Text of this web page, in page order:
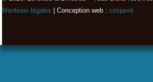
Mentions légales | Conception web : cinqavril